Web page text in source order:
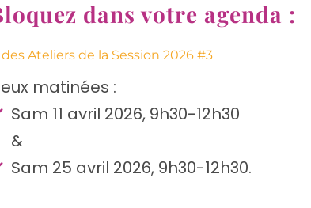
dans votre agenda :
Ateliers de la Session 2026 #3
matinées :
Sam 11 avril 2026, 9h30-12h30
&
Sam 25 avril 2026, 9h30-12h30.